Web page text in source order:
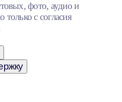
фото, аудио и
с согласия